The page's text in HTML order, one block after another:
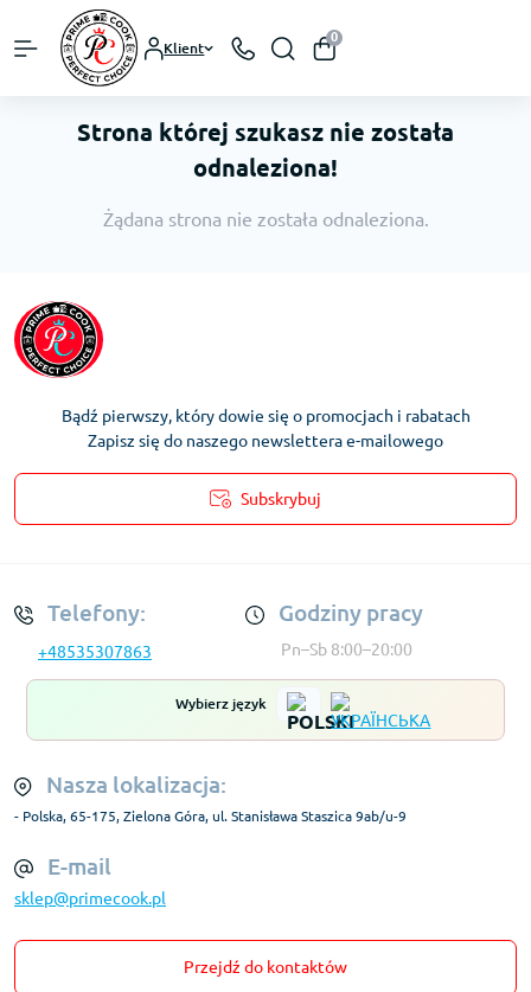
Klient
0
Strona której szukasz nie została
odnaleziona!
Żądana strona nie została odnaleziona.
Bądź pierwszy, który dowie się o promocjach i rabatach
Zapisz się do naszego newslettera e-mailowego
Subskrybuj
Telefony:
+48535307863
Godziny pracy
Pn–Sb 8:00–20:00
Wybierz język
Nasza lokalizacja:
- Polska, 65-175, Zielona Góra, ul. Stanisława Staszica 9ab/u-9
E-mail
sklep@primecook.pl
Przejdź do kontaktów